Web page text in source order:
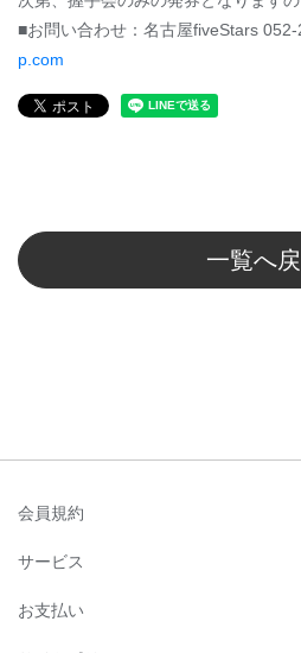
■お問い合わせ：名古屋fiveStars
p.com
一覧へ
会員規約
サービス
お支払い